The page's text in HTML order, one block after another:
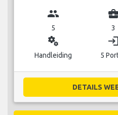
group
5
business_center
3
miscellaneous_services
Handleiding
login
5
DETAILS